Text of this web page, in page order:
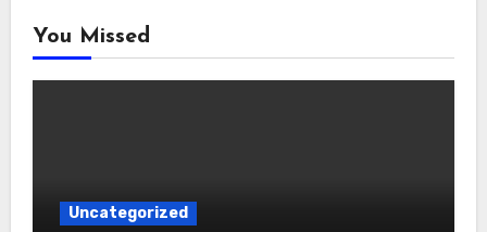
You Missed
Uncategorized